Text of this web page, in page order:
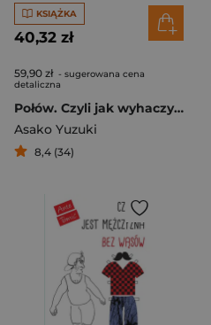
KSIĄŻKA
40,32 zł
59,90 zł - sugerowana cena
detaliczna
Połów. Czyli jak wyhaczyć przyjaciółkę
Asako Yuzuki
8,4 (34)